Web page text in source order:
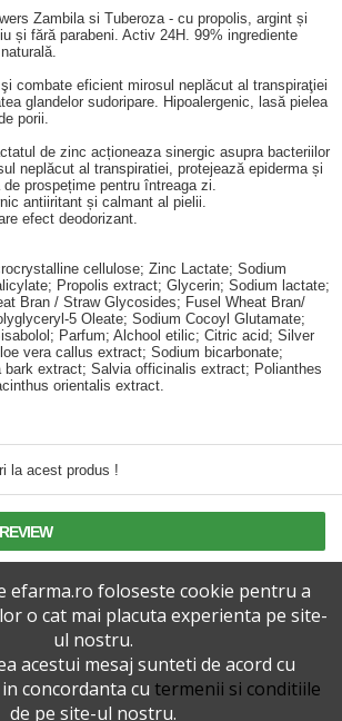
Zambila si Tuberoza - cu propolis, argint și
și fără parabeni. Activ 24H. 99% ingrediente
combate eficient mirosul neplăcut al transpiraţiei
glandelor sudoripare. Hipoalergenic, lasă pielea
porii.
de zinc acționeaza sinergic asupra bacteriilor
neplăcut al transpiratiei, protejează epiderma și
prospețime pentru întreaga zi.
antiiritant și calmant al pielii.
efect deodorizant.
cellulose; Zinc Lactate; Sodium
Propolis extract; Glycerin; Sodium lactate;
Bran / Straw Glycosides; Fusel Wheat Bran/
5 Oleate; Sodium Cocoyl Glutamate;
Parfum; Alchool etilic; Citric acid; Silver
vera callus extract; Sodium bicarbonate;
bark extract; Salvia officinalis extract; Polianthes
orientalis extract.
la acest produs !
efarma.ro foloseste cookie pentru a
o cat mai placuta experienta pe site-
ul nostru.
acestui mesaj sunteti de acord cu
concordanta cu termenii si conditiile
de pe site-ul nostru.